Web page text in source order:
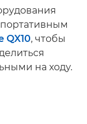
QX10, чтобы
на ходу.